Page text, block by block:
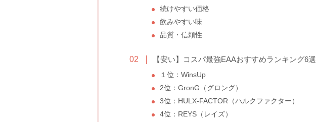
続けやすい価格
飲みやすい味
品質・信頼性
【安い】コスパ最強EAAおすすめランキング6選
１位：WinsUp
2位：GronG（グロング）
3位：HULX-FACTOR（ハルクファクター）
4位：REYS（レイズ）